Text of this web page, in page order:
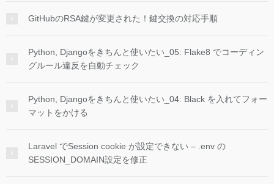
GitHubのRSA鍵が変更された！鍵交換の対応手順
Python, Djangoをきちんと使いたい_05: Flake8 でコーディン
グルール違反を自動チェック
Python, Djangoをきちんと使いたい_04: Black を入れてフォー
マットをかける
Laravel でSession cookie が設定できない – .env の
SESSION_DOMAIN設定を修正